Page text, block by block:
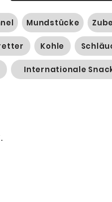
Mundstücke
Kohle
Internationale